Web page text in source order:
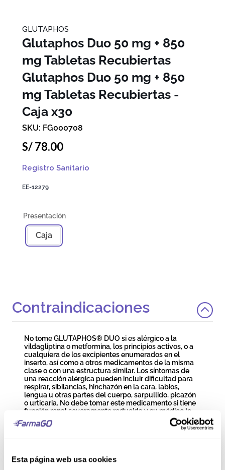
Esta página web usa cookies
GLUTAPHOS
Glutaphos Duo 50 mg + 850
mg Tabletas Recubiertas
Glutaphos Duo 50 mg + 850
mg Tabletas Recubiertas -
Caja x30
FG000708
S/78.00
Registro Sanitario
EE-12279
Caja
Contraindicaciones
No tome GLUTAPHOS® DUO si es alérgico a la
vildagliptina o metformina, los principios activos, o a
cualquiera de los excipientes enumerados en el
inserto, así como a otros medicamentos de la misma
clase o con una estructura similar. Los síntomas de
una reacción alérgica pueden incluir dificultad para
respirar, sibilancias, hinchazón en la cara, labios,
lengua u otras partes del cuerpo, sarpullido, picazón
o urticaria. No debe tomar este medicamento si tiene
función renal severamente reducida y su médico lo
considera inadecuado, si ha presentado problemas
hepáticos previos por el uso de este medicamento, si
tiene complicaciones graves de la diabetes, como